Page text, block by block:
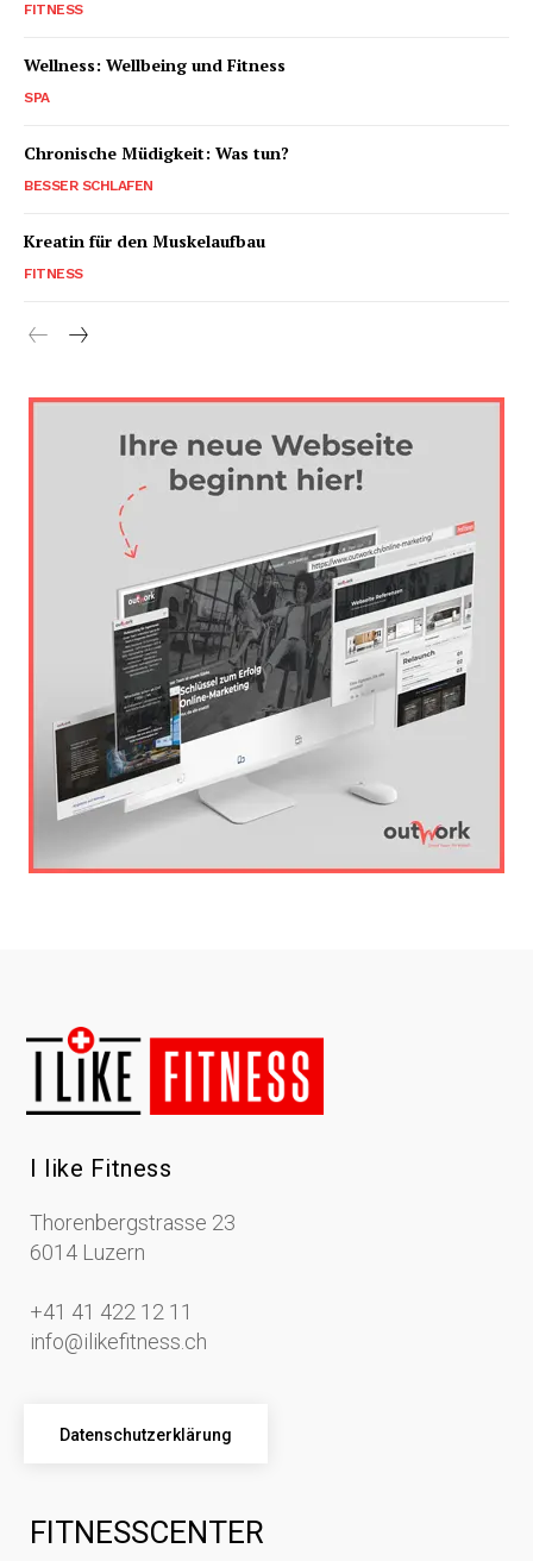
FITNESS
Wellness: Wellbeing und Fitness
SPA
Chronische Müdigkeit: Was tun?
BESSER SCHLAFEN
Kreatin für den Muskelaufbau
FITNESS
I like Fitness
Thorenbergstrasse 23
6014 Luzern
+41 41 422 12 11
info@ilikefitness.ch
Datenschutzerklärung
FITNESSCENTER